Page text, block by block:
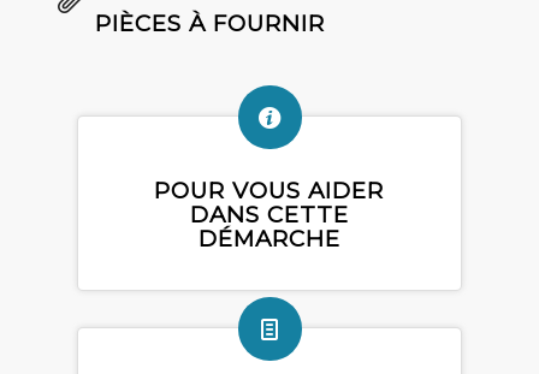
PIÈCES À FOURNIR
POUR VOUS AIDER
DANS CETTE
DÉMARCHE